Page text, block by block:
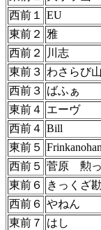
西前１
EU
東前２
雅
西前２
川志
東前３ わさらび山
西前３ ばふぁ
東前４ エーヴ
西前４ Bill
東前５
西前５ 菅原 勲
東前６
きっくざ
西前６ やねん
東前７
はし